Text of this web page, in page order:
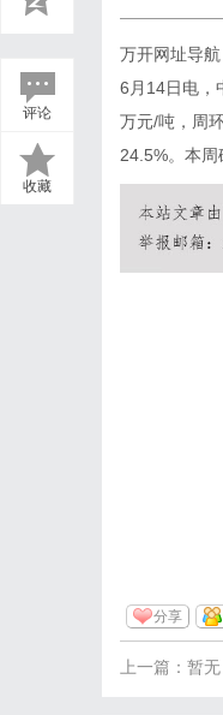
评论
收藏
万开网址导航
6月14日电，
万元/吨，周
24.5%。本
分享
上一篇：暂无